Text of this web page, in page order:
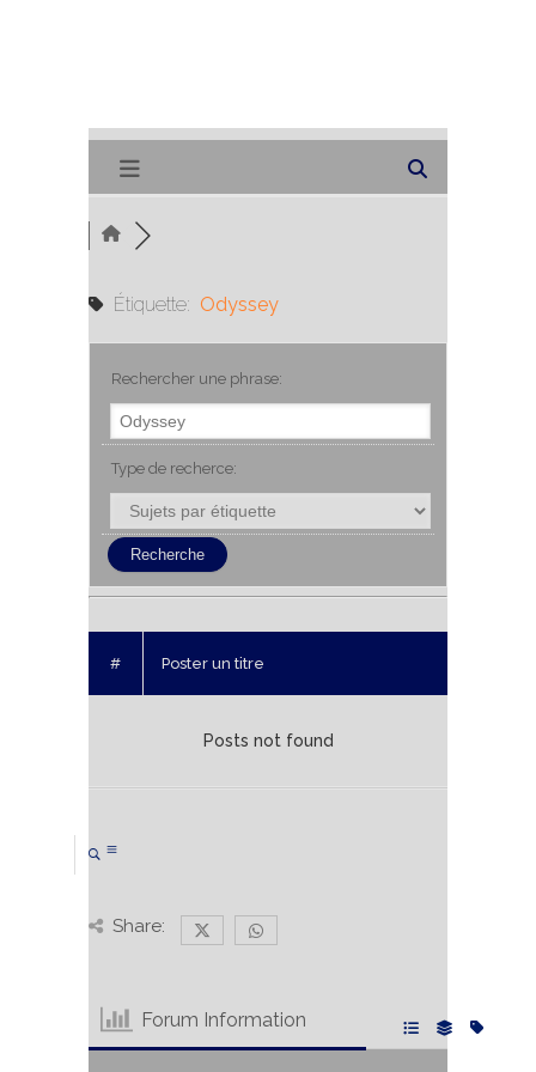
Étiquette: Odyssey
Rechercher une phrase:
Type de recherce:
# Poster un titre
Posts not found
Share:
Forum Information